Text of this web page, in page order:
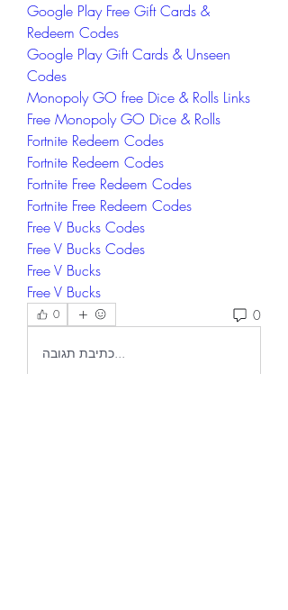
Google Play Free Gift Cards &
Redeem Codes
Google Play Gift Cards & Unseen
Codes
Monopoly GO free Dice & Rolls Links
Free Monopoly GO Dice & Rolls
Fortnite Redeem Codes
Fortnite Redeem Codes
Fortnite Free Redeem Codes
Fortnite Free Redeem Codes
Free V Bucks Codes
Free V Bucks Codes
Free V Bucks
Free V Bucks
0 0